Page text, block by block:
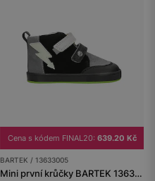
Cena s kódem FINAL20: 639.20 Kč
BARTEK / 13633005
Mini první krůčky BARTEK 13633005, pro chlapce, černo-šedá